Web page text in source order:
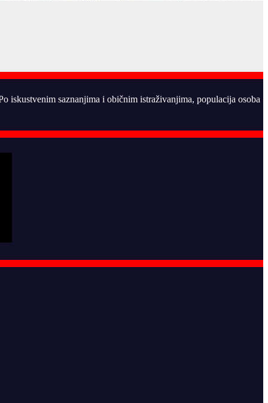
iskustvenim saznanjima i običnim istraživanjima, populacija osoba